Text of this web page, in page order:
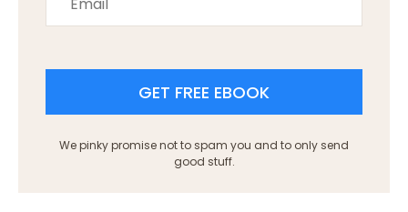
GET FREE EBOOK
We pinky promise not to spam you and to only send
good stuff.